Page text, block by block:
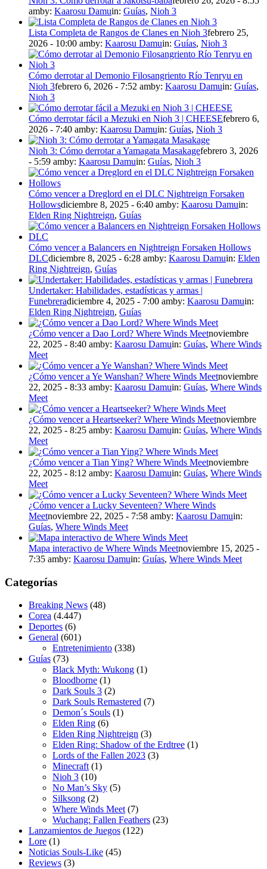
amby: Kaarosu Damuin: Guías, Nioh 3
Lista Completa de Rangos de Clanes en Nioh 3febrero 25,
2026 - 10:00 amby: Kaarosu Damuin: Guías, Nioh 3
Cómo derrotar al Demonio Filosangriento Río Tenryu en
Nioh 3febrero 6, 2026 - 7:52 amby: Kaarosu Damuin: Guías,
Nioh 3
Cómo derrotar fácil a Mezuki en Nioh 3 | CHEESEfebrero 6,
2026 - 7:40 amby: Kaarosu Damuin: Guías, Nioh 3
Nioh 3: Cómo derrotar a Yamagata Masakagefebrero 3, 2026
- 5:59 amby: Kaarosu Damuin: Guías, Nioh 3
Cómo vencer a Dreglord en el DLC Nightreign Forsaken
Hollowsdiciembre 8, 2025 - 6:40 amby: Kaarosu Damuin:
Elden Ring Nightreign, Guías
Cómo vencer a Balancers en Nightreign Forsaken Hollows
DLCdiciembre 8, 2025 - 6:28 amby: Kaarosu Damuin: Elden
Ring Nightreign, Guías
Undertaker: Habilidades, estadísticas y armas |
Funebreradiciembre 4, 2025 - 7:00 amby: Kaarosu Damuin:
Elden Ring Nightreign, Guías
¿Cómo vencer a Dao Lord? Where Winds Meetnoviembre
22, 2025 - 8:40 amby: Kaarosu Damuin: Guías, Where Winds
Meet
¿Cómo vencer a Ye Wanshan? Where Winds Meetnoviembre
22, 2025 - 8:33 amby: Kaarosu Damuin: Guías, Where Winds
Meet
¿Cómo vencer a Heartseeker? Where Winds Meetnoviembre
22, 2025 - 8:25 amby: Kaarosu Damuin: Guías, Where Winds
Meet
¿Cómo vencer a Tian Ying? Where Winds Meetnoviembre
22, 2025 - 8:12 amby: Kaarosu Damuin: Guías, Where Winds
Meet
¿Cómo vencer a Lucky Seventeen? Where Winds
Meetnoviembre 22, 2025 - 7:58 amby: Kaarosu Damuin:
Guías, Where Winds Meet
Mapa interactivo de Where Winds Meetnoviembre 15, 2025 -
7:35 amby: Kaarosu Damuin: Guías, Where Winds Meet
Categorías
Breaking News (48)
Corea (4.447)
Deportes (6)
General (601)
Entretenimiento (338)
Guías (73)
Black Myth: Wukong (1)
Bloodborne (1)
Dark Souls 3 (2)
Dark Souls Remastered (7)
Demon´s Souls (1)
Elden Ring (6)
Elden Ring Nightreign (3)
Elden Ring: Shadow of the Erdtree (1)
Lords of the Fallen 2023 (3)
Minecraft (1)
Nioh 3 (10)
No Man’s Sky (5)
Silksong (2)
Where Winds Meet (7)
Wuchang: Fallen Feathers (23)
Lanzamientos de Juegos (122)
Lore (1)
Noticias Souls-Like (45)
Reviews (3)